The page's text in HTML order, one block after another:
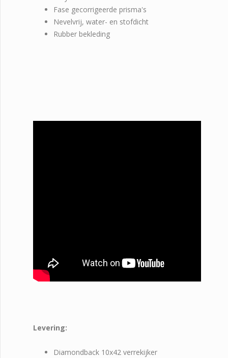
Fase gecorrigeerde prisma's
Nevelvrij, water- en stofdicht
Rubber bekleding
Levering:
Diamondback 10x42 verrekijker